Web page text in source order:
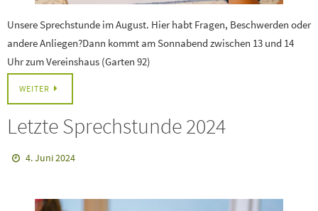
Unsere Sprechstunde im August. Hier habt Fragen, Beschwerden oder
andere Anliegen?Dann kommt am Sonnabend zwischen 13 und 14
Uhr zum Vereinshaus (Garten 92)
WEITER
Letzte Sprechstunde 2024
4. Juni 2024